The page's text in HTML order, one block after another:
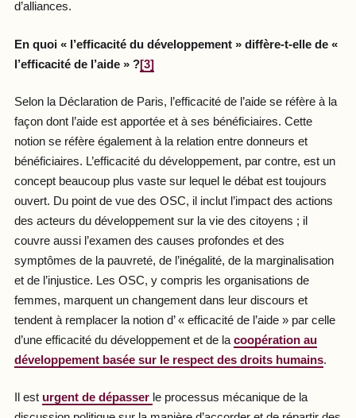
d’alliances.
En quoi « l’efficacité du développement » diffère-t-elle de «
l’efficacité de l’aide » ?[3]
Selon la Déclaration de Paris, l’efficacité de l’aide se réfère à la
façon dont l’aide est apportée et à ses bénéficiaires. Cette
notion se réfère également à la relation entre donneurs et
bénéficiaires. L’efficacité du développement, par contre, est un
concept beaucoup plus vaste sur lequel le débat est toujours
ouvert. Du point de vue des OSC, il inclut l’impact des actions
des acteurs du développement sur la vie des citoyens ; il
couvre aussi l’examen des causes profondes et des
symptômes de la pauvreté, de l’inégalité, de la marginalisation
et de l’injustice. Les OSC, y compris les organisations de
femmes, marquent un changement dans leur discours et
tendent à remplacer la notion d’ « efficacité de l’aide » par celle
d’une efficacité du développement et de la coopération au
développement basée sur le respect des droits humains.
Il est urgent de dépasser le processus mécanique de la